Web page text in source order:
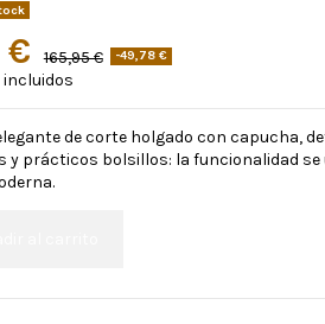
€ 165,95 € -49,78 €
de corte holgado con capucha,
y prácticos bolsillos: la funcionalidad se